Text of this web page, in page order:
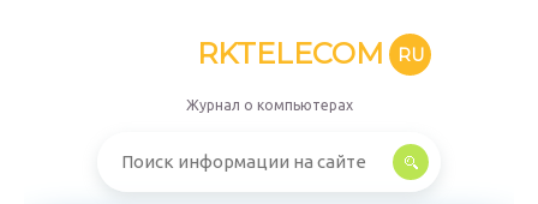
RKTELECOM RU
Журнал о компьютерах